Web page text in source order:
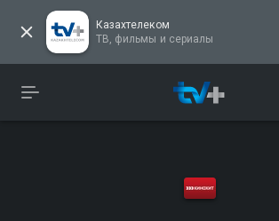
Казахтелеком
ТВ, фильмы и сериалы